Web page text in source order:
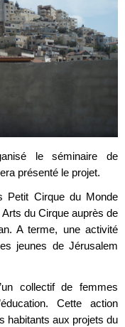
le séminaire de
présenté le projet.
Petit Cirque du Monde
du Cirque auprès de
A terme, une activité
jeunes de Jérusalem
collectif de femmes
Cette action
habitants aux projets du